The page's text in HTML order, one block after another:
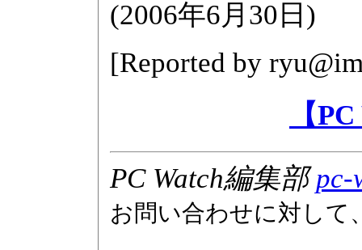
(2006年6月30日 )
[Reported by
【
PC Watch編集部pc-
お問い合わせに対して